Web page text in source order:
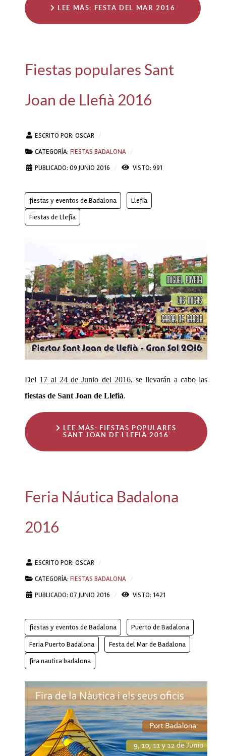
LEE MÁS: FESTA DEL MAR 2016
Fiestas populares Sant
Joan de Llefià 2016
ESCRITO POR: OSCAR
CATEGORÍA: FIESTAS BADALONA
PUBLICADO: 09 JUNIO 2016
VISTO: 991
fiestas y eventos de Badalona
Llefía
Fiestas de Llefía
Del 17 al 24 de Junio del 2016, se llevarán a cabo las
fiestas de Sant Joan de Llefià.
LEE MÁS: FIESTAS POPULARES
SANT JOAN DE LLEFIÀ 2016
Feria Náutica Badalona
2016
ESCRITO POR: OSCAR
CATEGORÍA: FIESTAS BADALONA
PUBLICADO: 07 JUNIO 2016
VISTO: 1421
fiestas y eventos de Badalona
Puerto de Badalona
Feria Puerto Badalona
Festa del Mar de Badalona
fira nautica badalona